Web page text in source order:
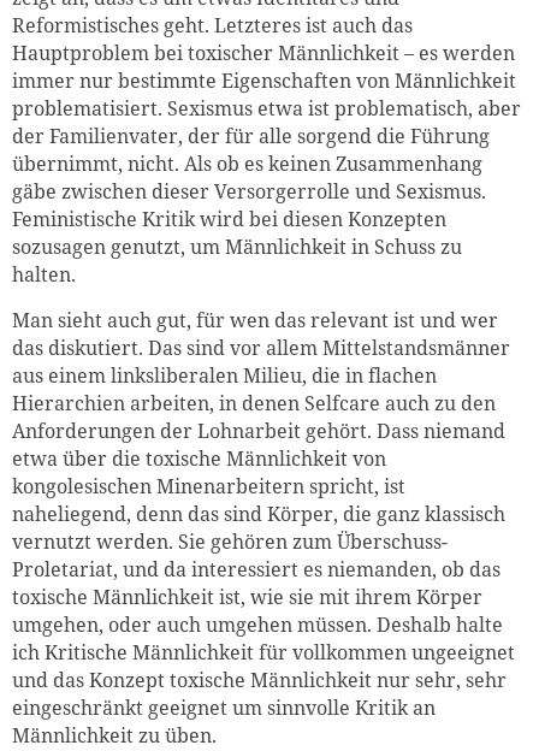
Reformistisches geht. Letzteres ist auch das
Hauptproblem bei toxischer Männlichkeit – es werden
immer nur bestimmte Eigenschaften von Männlichkeit
problematisiert. Sexismus etwa ist problematisch, aber
der Familienvater, der für alle sorgend die Führung
übernimmt, nicht. Als ob es keinen Zusammenhang
gäbe zwischen dieser Versorgerrolle und Sexismus.
Feministische Kritik wird bei diesen Konzepten
sozusagen genutzt, um Männlichkeit in Schuss zu
halten.
Man sieht auch gut, für wen das relevant ist und wer
das diskutiert. Das sind vor allem Mittelstandsmänner
aus einem linksliberalen Milieu, die in flachen
Hierarchien arbeiten, in denen Selfcare auch zu den
Anforderungen der Lohnarbeit gehört. Dass niemand
etwa über die toxische Männlichkeit von
kongolesischen Minenarbeitern spricht, ist
naheliegend, denn das sind Körper, die ganz klassisch
vernutzt werden. Sie gehören zum Überschuss-
Proletariat, und da interessiert es niemanden, ob das
toxische Männlichkeit ist, wie sie mit ihrem Körper
umgehen, oder auch umgehen müssen. Deshalb halte
ich Kritische Männlichkeit für vollkommen ungeeignet
und das Konzept toxische Männlichkeit nur sehr, sehr
eingeschränkt geeignet um sinnvolle Kritik an
Männlichkeit zu üben.